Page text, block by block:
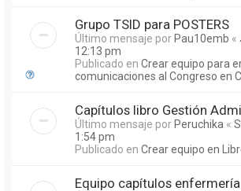
Grupo TSID para POSTERS
Último mensaje por Pau10emb «
12:13 pm
Publicado en Crear equipo para
comunicaciones al Congreso en
Capítulos libro Gestión
Último mensaje por Peruchika «
1:54 pm
Publicado en Crear equipo en
Equipo capítulos enfermería